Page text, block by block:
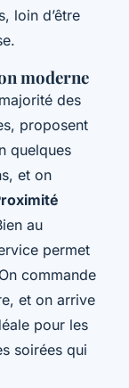
loin d’être
moderne
des
proposent
quelques
et on
au
permet
commande
et on arrive
pour les
soirées qui